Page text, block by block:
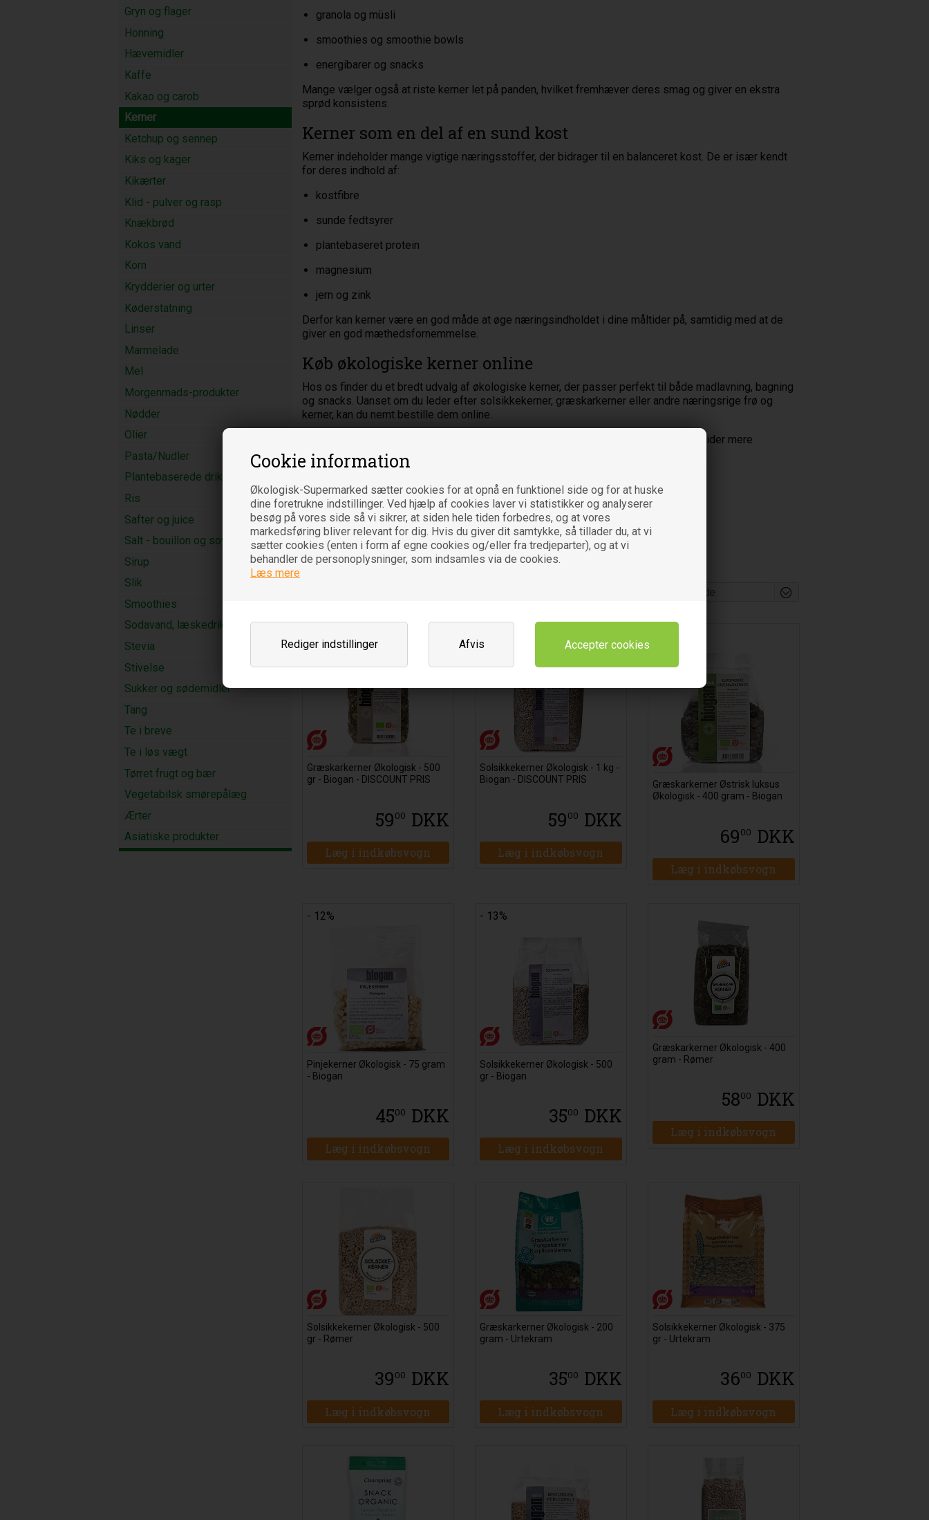
Cookie information
Økologisk-Supermarked sætter cookies for at opnå en funktionel side og for at huske
dine foretrukne indstillinger. Ved hjælp af cookies laver vi statistikker og analyserer
besøg på vores side så vi sikrer, at siden hele tiden forbedres, og at vores
markedsføring bliver relevant for dig. Hvis du giver dit samtykke, så tillader du, at vi
sætter cookies (enten i form af egne cookies og/eller fra tredjeparter), og at vi
behandler de personoplysninger, som indsamles via de cookies.
Læs mere
Rediger indstillinger Afvis
Gryn og flager
Honning
Hævemidler
Kaffe
Kakao og carob
Kerner
Ketchup og sennep
Kiks og kager
Kikærter
Klid - pulver og rasp
Knækbrød
Kokos vand
Korn
Krydderier og urter
Køderstatning
Linser
Marmelade
Mel
Morgenmads-produkter
Nødder
Olier
Pasta/Nudler
Plantebaserede drikke
Ris
Safter og juice
Salt - bouillon og soya
Sirup
Slik
Smoothies
Sodavand, læskedrik og vand
Stevia
Stivelse
Sukker og sødemidler
Tang
Te i breve
Te i løs vægt
Tørret frugt og bær
Vegetabilsk smørepålæg
Ærter
Asiatiske produkter
granola og müsli
smoothies og smoothie bowls
energibarer og snacks
Mange vælger også at riste kerner let på panden, hvilket fremhæver deres smag og giver en ekstra
sprød konsistens.
Kerner som en del af en sund kost
Kerner indeholder mange vigtige næringsstoffer, der bidrager til en balanceret kost. De er især kendt
for deres indhold af:
kostfibre
sunde fedtsyrer
plantebaseret protein
magnesium
jern og zink
Derfor kan kerner være en god måde at øge næringsindholdet i dine måltider på, samtidig med at de
giver en god mæthedsfornemmelse.
Køb økologiske kerner online
Hos os finder du et bredt udvalg af økologiske kerner, der passer perfekt til både madlavning, bagning
og snacks. Uanset om du leder efter solsikkekerner, græskarkerner eller andre næringsrige frø og
kerner, kan du nemt bestille dem online.
Med et godt udvalg af kerner i køkkenet har du altid en enkel måde at gøre dine måltider mere
nærende, sprøde og smagfulde.
Græskarkerner Økologisk - 500
gr - Biogan - DISCOUNT PRIS
5900 DKK
Discount
Solsikkekerner Økologisk - 1 kg -
Biogan - DISCOUNT PRIS
5900 DKK
Græskarkerner Østrisk luksus
Økologisk - 400 gram - Biogan
6900 DKK
- 12%
Pinjekerner Økologisk - 75 gram
- Biogan
4500 DKK
- 13%
Solsikkekerner Økologisk - 500
gr - Biogan
3500 DKK
Græskarkerner Økologisk - 400
gram - Rømer
5800 DKK
Solsikkekerner Økologisk - 500
gr - Rømer
3900 DKK
Græskarkerner Økologisk - 200
gram - Urtekram
3500 DKK
Solsikkekerner Økologisk - 375
gr - Urtekram
3600 DKK